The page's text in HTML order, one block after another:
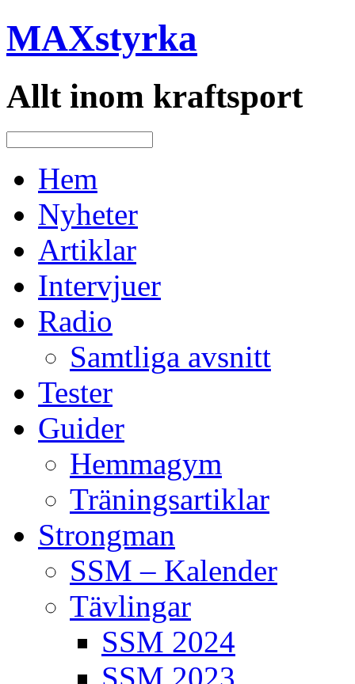
MAXstyrka
Allt inom kraftsport
Hem
Nyheter
Artiklar
Intervjuer
Radio
Samtliga avsnitt
Tester
Guider
Hemmagym
Träningsartiklar
Strongman
SSM – Kalender
Tävlingar
SSM 2024
SSM 2023